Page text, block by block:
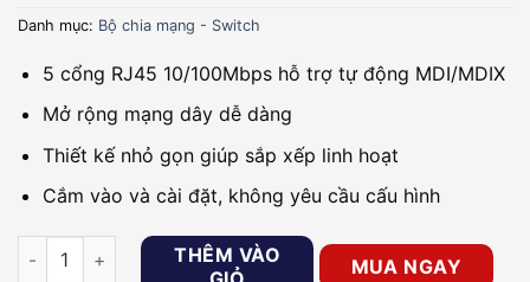
Danh mục: Bộ chia mạng - Switch
5 cổng RJ45 10/100Mbps hỗ trợ tự động MDI/MDIX
Mở rộng mạng dây dễ dàng
Thiết kế nhỏ gọn giúp sắp xếp linh hoạt
Cắm vào và cài đặt, không yêu cầu cấu hình
Switch Để Bàn Mini 5 Cổng 10/100M Mercusys MS105 số
THÊM VÀO
MUA NGAY